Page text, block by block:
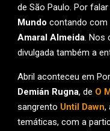
de São Paulo. Por
Mundo contando com
Amaral Almeida. Nos
divulgada também a
Abril aconteceu em
Demián Rugna, de O
sangrento Until Dawn,
temáticas, com a